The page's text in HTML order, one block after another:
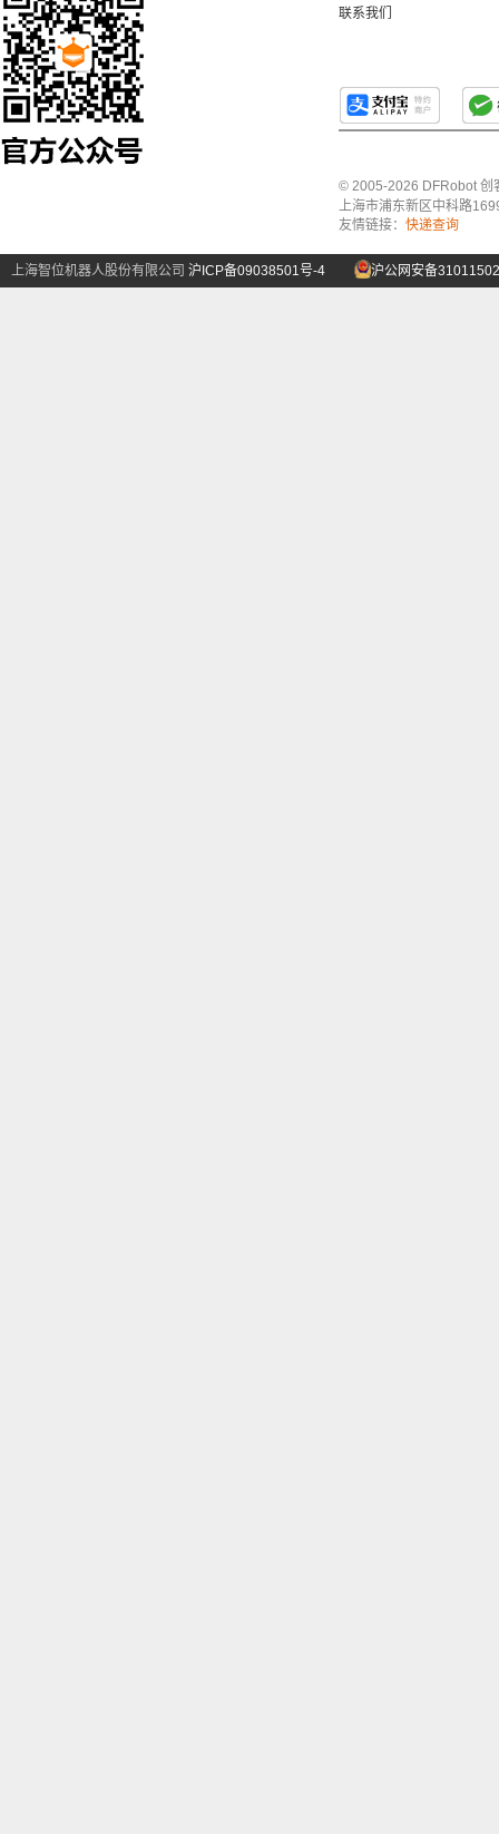
联系我们
© 2005-2026 DFRobot 创
上海市浦东新区中科路
友情链接： 快递查询
上海智位机器人股份有限公司 沪ICP备09038501号-4 沪公网安备